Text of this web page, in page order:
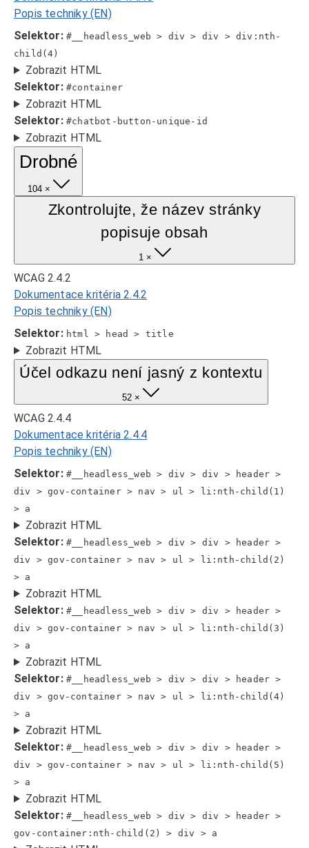
Popis techniky (EN)
Selektor: #__headless_web > div > div > div:nth-
child(4)
Zobrazit HTML
Selektor: #container
Zobrazit HTML
Selektor: #chatbot-button-unique-id
Zobrazit HTML
Drobné
104 ×
Zkontrolujte, že název stránky
popisuje obsah
1 ×
WCAG 2.4.2
Dokumentace kritéria 2.4.2
Popis techniky (EN)
Selektor: html > head > title
Zobrazit HTML
Účel odkazu není jasný z kontextu
52 ×
WCAG 2.4.4
Dokumentace kritéria 2.4.4
Popis techniky (EN)
Selektor: #__headless_web > div > div > header >
div > gov-container > nav > ul > li:nth-child(1)
> a
Zobrazit HTML
Selektor: #__headless_web > div > div > header >
div > gov-container > nav > ul > li:nth-child(2)
> a
Zobrazit HTML
Selektor: #__headless_web > div > div > header >
div > gov-container > nav > ul > li:nth-child(3)
> a
Zobrazit HTML
Selektor: #__headless_web > div > div > header >
div > gov-container > nav > ul > li:nth-child(4)
> a
Zobrazit HTML
Selektor: #__headless_web > div > div > header >
div > gov-container > nav > ul > li:nth-child(5)
> a
Zobrazit HTML
Selektor: #__headless_web > div > div > header >
gov-container:nth-child(2) > div > a